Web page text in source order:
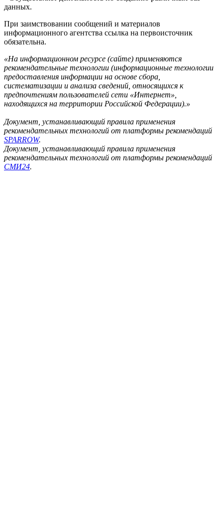
данных.
При заимствовании сообщений и материалов
информационного агентства ссылка на первоисточник
обязательна.
«На информационном ресурсе (сайте) применяются
рекомендательные технологии (информационные технологии
предоставления информации на основе сбора,
систематизации и анализа сведений, относящихся к
предпочтениям пользователей сети «Интернет»,
находящихся на территории Российской Федерации).»
Документ, устанавливающий правила применения
рекомендательных технологий от платформы рекомендаций
SPARROW.
Документ, устанавливающий правила применения
рекомендательных технологий от платформы рекомендаций
СМИ24.